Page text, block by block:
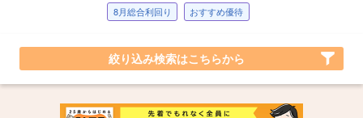
8月総合利回り
おすすめ優待
絞り込み検索はこちらから